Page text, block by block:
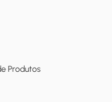
Produtos